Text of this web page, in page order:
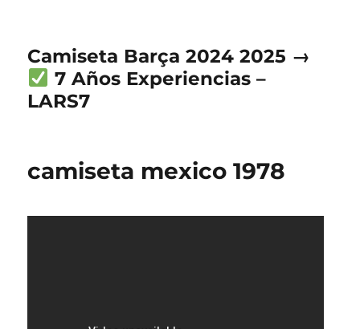
Camiseta Barça 2024 2025 →
7 Años Experiencias –
LARS7
camiseta mexico 1978